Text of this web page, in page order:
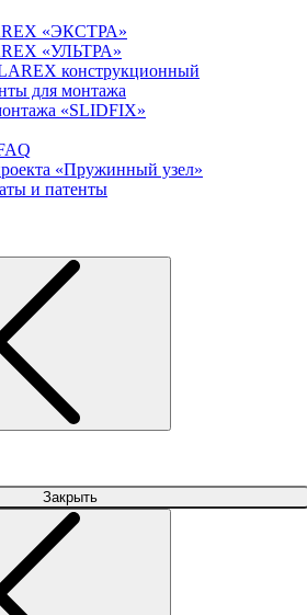
«ЭКСТРА»
«УЛЬТРА»
конструкционный
для монтажа
«SLIDFIX»
«Пружинный узел»
и патенты
Закрыть